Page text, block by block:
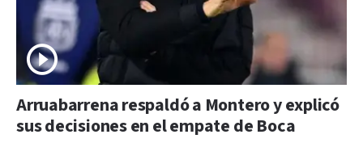
Arruabarrena respaldó a Montero y explicó
sus decisiones en el empate de Boca